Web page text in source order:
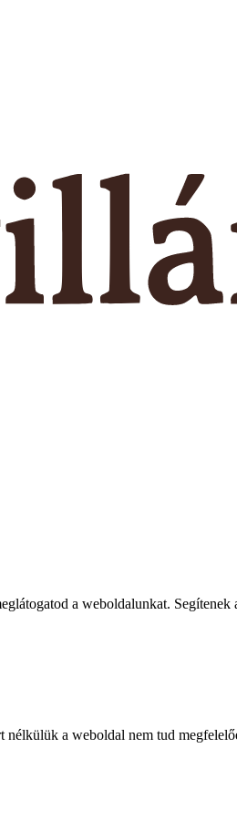
a weboldalunkat. Segítenek
nélkülük a weboldal nem tud